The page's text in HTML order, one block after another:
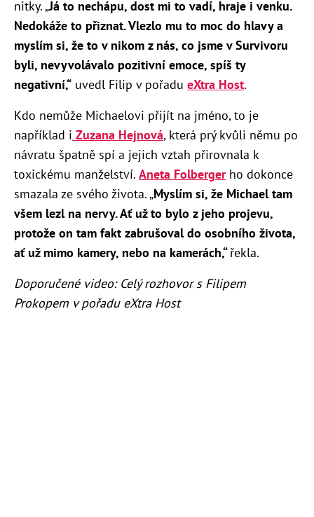
nitky. „Já to nechápu, dost mi to vadí, hraje i venku.
Nedokáže to přiznat. Vlezlo mu to moc do hlavy a
myslím si, že to v nikom z nás, co jsme v Survivoru
byli, nevyvolávalo pozitivní emoce, spíš ty
negativní,“ uvedl Filip v pořadu eXtra Host.
Kdo nemůže Michaelovi přijít na jméno, to je
například i Zuzana Hejnová, která prý kvůli němu po
návratu špatně spí a jejich vztah přirovnala k
toxickému manželství. Aneta Folbergerho dokonce
smazala ze svého života. „Myslím si, že Michael tam
všem lezl na nervy. Ať už to bylo z jeho projevu,
protože on tam fakt zabrušoval do osobního života,
ať už mimo kamery, nebo na kamerách,“řekla.
Doporučené video: Celý rozhovor s Filipem
Prokopem v pořadu eXtra Host